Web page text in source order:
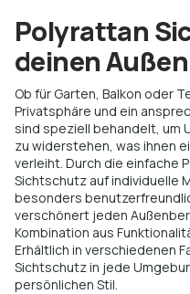
Polyrattan
deinen
Ob für Garten, Balkon oder
Privatsphäre und ein
sind speziell behandelt, um
zu widerstehen, was ihnen
verleiht. Durch die einfache
Sichtschutz auf individuelle
besonders
verschönert jeden
Kombination aus
Erhältlich in verschiedenen
Sichtschutz in jede
persönlichen Stil.